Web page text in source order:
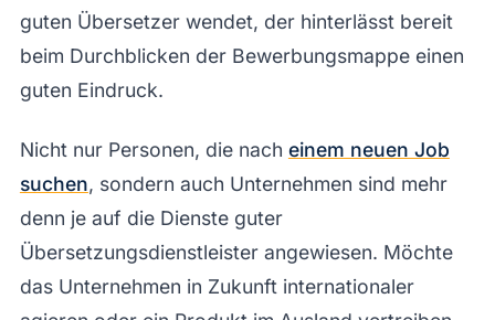
guten Übersetzer wendet, der hinterlässt bereit
beim Durchblicken der Bewerbungsmappe einen
guten Eindruck.
Nicht nur Personen, die nach einem neuen Job
suchen, sondern auch Unternehmen sind mehr
denn je auf die Dienste guter
Übersetzungsdienstleister angewiesen. Möchte
das Unternehmen in Zukunft internationaler